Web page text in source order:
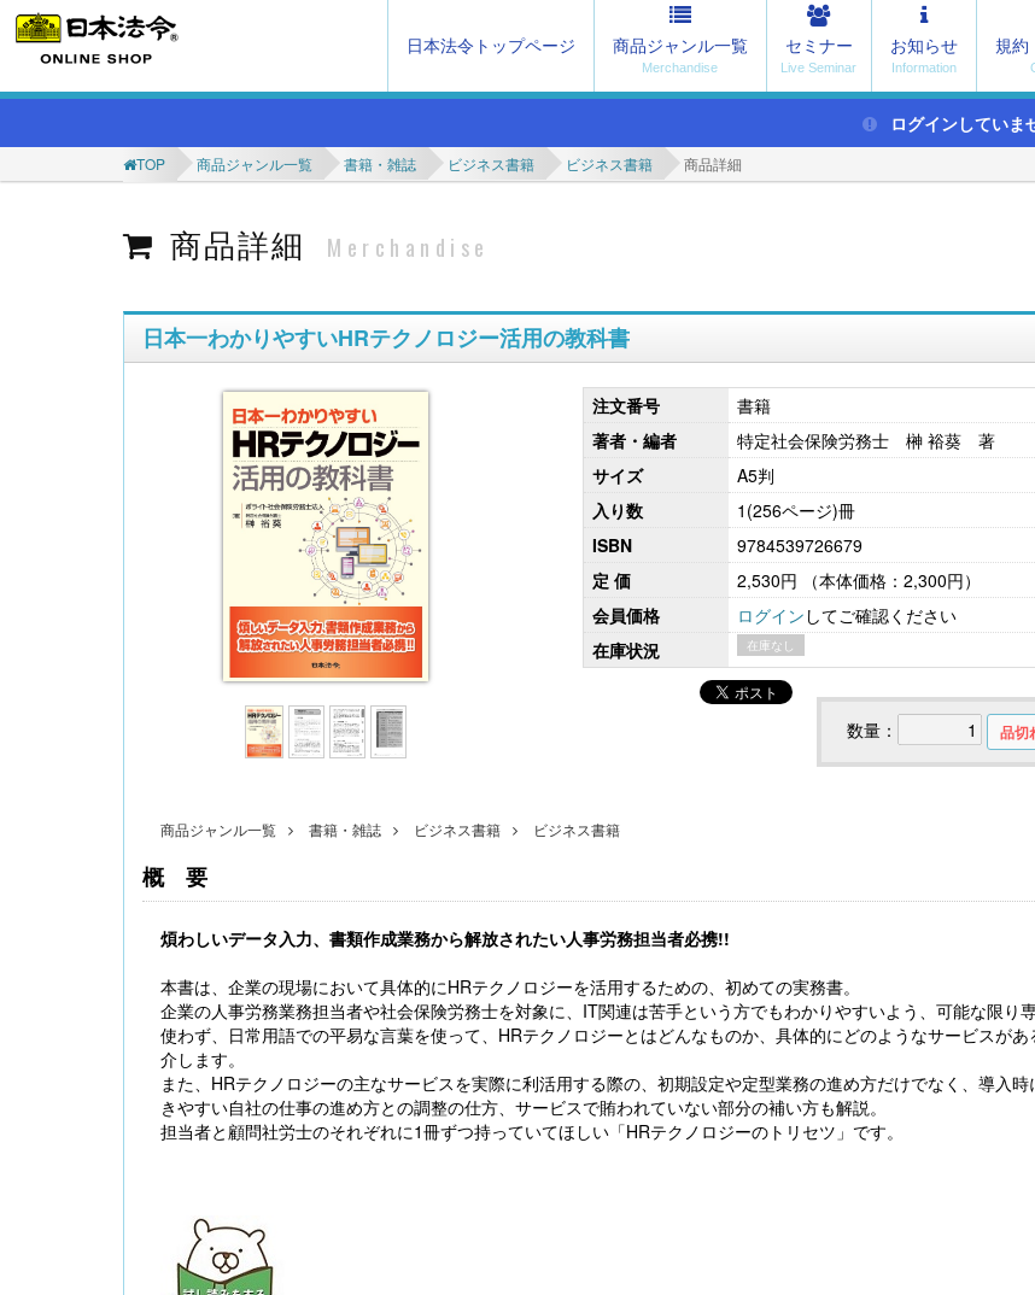
日本法令トップページ 商品ジャンル一覧 セミナー お知らせ 規約
ログインしていま
TOP 商品ジャンル一覧 書籍・雑誌 ビジネス書籍 ビジネス書籍 商品詳細
商品詳細 Merchandise
日本一わかりやすいHRテクノロジー活用の教科書
注文番号
書籍
著者・編者
特定社会保険労務士 榊 裕葵 著
サイズ
A5判
入り数
1(256ページ)冊
ISBN
9784539726679
定 価
2,530円
（本体価格：2,300円）
会員価格
ログイン してご確認ください
在庫状況
在庫なし
数量： 品切
商品ジャンル一覧 書籍・雑誌 ビジネス書籍 ビジネス書籍
概要
煩わしいデータ入力、書類作成業務から解放されたい人事労務担当者必携!!
本書は、企業の現場において具体的にHRテクノロジーを活用するための、初めての実務書。
企業の人事労務業務担当者や社会保険労務士を対象に、IT関連は苦手という方でもわかりやすいよう、可能な限り
使わず、日常用語での平易な言葉を使って、HRテクノロジーとはどんなものか、具体的にどのようなサービスがあ
介します。
また、HRテクノロジーの主なサービスを実際に利活用する際の、初期設定や定型業務の進め方だけでなく、導入時
きやすい自社の仕事の進め方との調整の仕方、サービスで賄われていない部分の補い方も解説。
担当者と顧問社労士のそれぞれに1冊ずつ持っていてほしい「HRテクノロジーのトリセツ」です。
〔改訂版〕Excelでできる 産前産後休業・育
児休業《簡単》管理
こども性暴力防止法（日本版DBS）対応実務
書式集
ンプライアン
無料配信】技能実習廃止・新制度移行、特定技
能２号の対象拡大･･･ 改正対応＆社労士のコンサ
ル 外国人雇用実務研究会【橋本ゼミ】第3ク
ール の見どころ
【大注目】令和６年度 介護事業所の処遇改善加
算・補助金の実務（介護人材コンサルタント
栗原知女）
える採用支援コンサ
【大注目】令和６年度 介護事業所の処遇改善加
算・補助金の実務（介護人材コンサルタント